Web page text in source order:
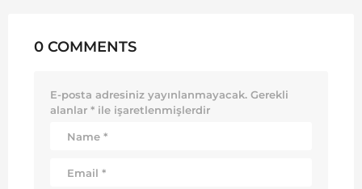
0 COMMENTS
E-posta adresiniz yayınlanmayacak. Gerekli
alanlar * ile işaretlenmişlerdir